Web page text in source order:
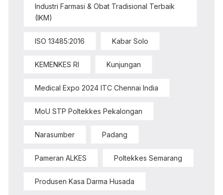
Industri Farmasi & Obat Tradisional Terbaik
(IKM)
ISO 13485:2016 Kabar Solo
KEMENKES RI Kunjungan
Medical Expo 2024 ITC Chennai India
MoU STP Poltekkes Pekalongan
Narasumber Padang
Pameran ALKES Poltekkes Semarang
Produsen Kasa Darma Husada